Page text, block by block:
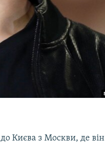
Києва з Москви, де він